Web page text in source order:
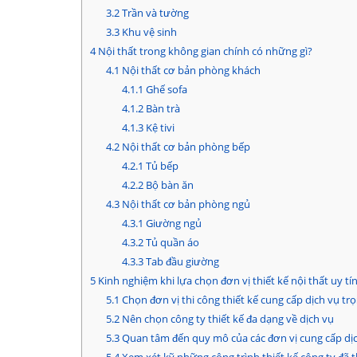
3.2Trần và tường
3.3Khu vệ sinh
4Nội thất trong không gian chính có những gì?
4.1 Nội thất cơ bản phòng khách
4.1.1 Ghế sofa
4.1.2Bàn trà
4.1.3Kệ tivi
4.2Nội thất cơ bản phòng bếp
4.2.1 Tủ bếp
4.2.2Bộ bàn ăn
4.3Nội thất cơ bản phòng ngủ
4.3.1 Giường ngủ
4.3.2Tủ quần áo
4.3.3Tab đầu giường
5 Kinh nghiệm khi lựa chọn đơn vị thiết kế nội thất uy tín
5.1 Chọn đơn vị thi công thiết kế cung cấp dịch vụ
5.2Nên chọn công ty thiết kế đa dạng về dịch vụ
5.3Quan tâm đến quy mô của các đơn vị cung cấp